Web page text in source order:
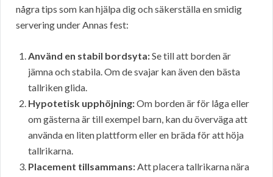
några tips som kan hjälpa dig och säkerställa en smidig
servering under Annas fest:
Använd en stabil bordsyta:Se till att borden är
jämna och stabila. Om de svajar kan även den bästa
tallriken glida.
Hypotetisk upphöjning:Om borden är för låga eller
om gästerna är till exempel barn, kan du överväga att
använda en liten plattform eller en bräda för att höja
tallrikarna.
Placement tillsammans:Att placera tallrikarna nära